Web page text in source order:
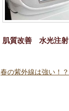
肌質改善 水光注射
春の紫外線は強い！？